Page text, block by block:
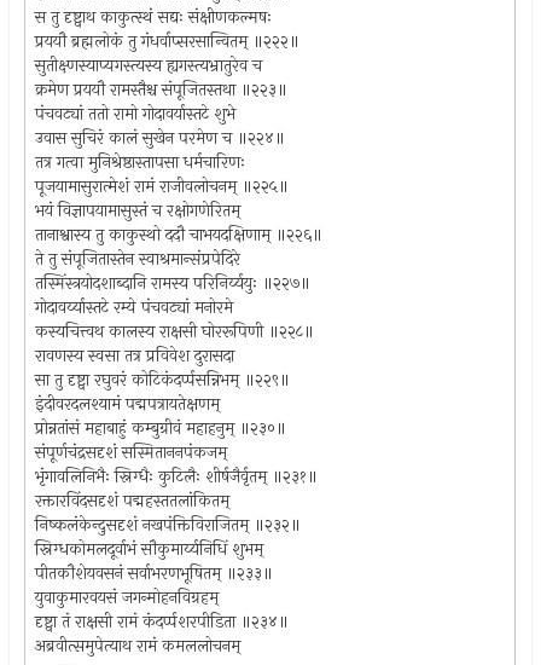
स तु दृष्ट्वाथ काकुत्स्थं सद्यः संक्षीणकल्मषः
प्रययौ ब्रह्मलोकं तु गंधर्वाप्सरसान्वितम् ॥२२२॥
सुतीक्ष्णस्याप्यगस्त्यस्य ह्यगस्त्यभ्रातुरेव च
क्रमेण प्रययौ रामस्तैश्च संपूजितस्तथा ॥२२३॥
पंचवट्यां ततो रामो गोदावर्यास्तटे शुभे
उवास सुचिरं कालं सुखेन परमेण च ॥२२४॥
तत्र गत्वा मुनिश्रेष्ठास्तापसा धर्मचारिणः
पूजयामासुरात्मेशं रामं राजीवलोचनम् ॥२२५॥
भयं विज्ञापयामासुस्तं च रक्षोगणेरितम्
तानाश्वास्य तु काकुस्थो ददौ चाभयदक्षिणाम् ॥२२६॥
ते तु संपूजितास्तेन स्वाश्रमान्संप्रपेदिरे
तस्मिंस्त्रयोदशाब्दानि रामस्य परिनिर्य्ययुः ॥२२७॥
गोदावर्य्यास्तटे रम्ये पंचवट्यां मनोरमे
कस्यचित्त्वथ कालस्य राक्षसी घोररूपिणी ॥२२८॥
रावणस्य स्वसा तत्र प्रविवेश दुरासदा
सा तु दृष्ट्वा रघुवरं कोटिकंदर्प्पसन्निभम् ॥२२९॥
इंदीवरदलश्यामं पद्मपत्रायतेक्षणम्
प्रोन्नतांसं महाबाहुं कम्बुग्रीवं महाहनुम् ॥२३०॥
संपूर्णचंद्रसदृशं सस्मिताननपंकजम्
भृंगावलिनिभैः स्निग्धैः कुटिलैः शीर्षजैर्वृतम् ॥२३१॥
रक्तारविंदसदृशं पद्महस्ततलांकितम्
निष्कलंकेन्दुसदृशं नखपंक्तिविराजितम् ॥२३२॥
स्निग्धकोमलदूर्वाभं सौकुमार्य्यनिधिं शुभम्
पीतकौशेयवसनं सर्वाभरणभूषितम् ॥२३३॥
युवाकुमारवयसं जगन्मोहनविग्रहम्
दृष्ट्वा तं राक्षसी रामं कंदर्प्पशरपीडिता ॥२३४॥
अब्रवीत्समुपेत्याथ रामं कमललोचनम्